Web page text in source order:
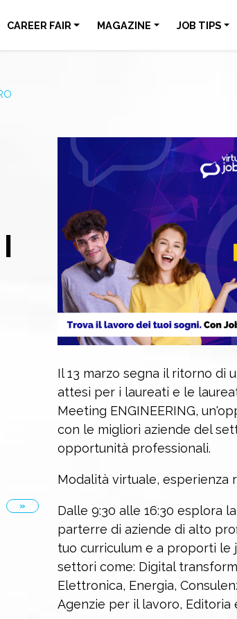
CAREER FAIR MAGAZINE JOB TIPS
»
Il 13 marzo segna il ritorno di
attesi per i laureati e le
Meeting ENGINEERING,
con le migliori aziende del
opportunità professionali.
Modalità virtuale, esperienza
Dalle 9:30 alle 16:30 esplora
parterre di aziende di alto
tuo curriculum e a proporti le
settori come: Digital
Elettronica, Energia,
Agenzie per il lavoro, Editoria